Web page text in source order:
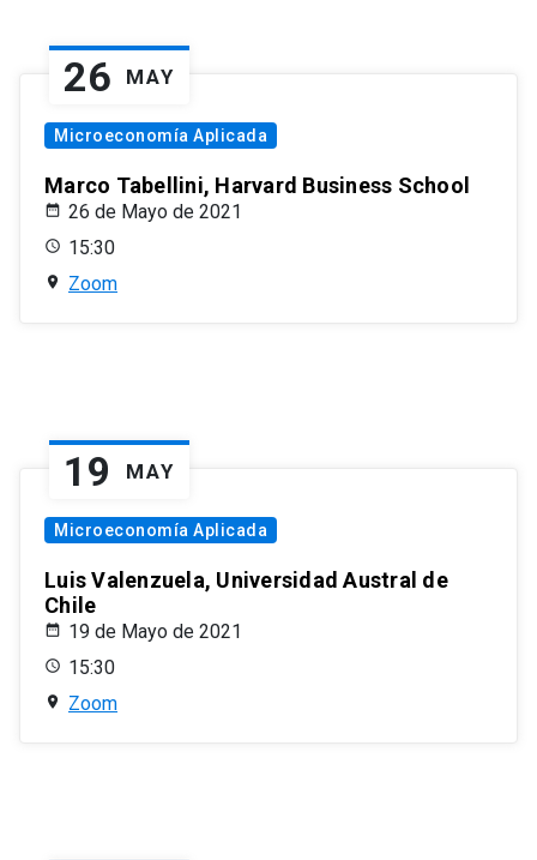
26 MAY
Microeconomía Aplicada
Marco Tabellini, Harvard Business School
26 de Mayo de 2021
15:30
Zoom
19 MAY
Microeconomía Aplicada
Luis Valenzuela, Universidad Austral de
Chile
19 de Mayo de 2021
15:30
Zoom